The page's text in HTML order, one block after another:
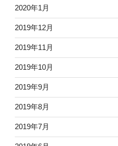
2020年1月
2019年12月
2019年11月
2019年10月
2019年9月
2019年8月
2019年7月